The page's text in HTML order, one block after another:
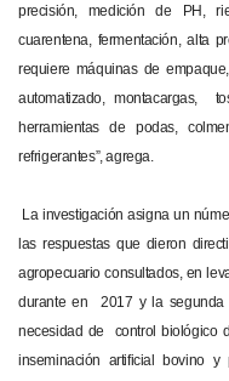
precisión, medición de PH,
cuarentena, fermentación, alta
requiere máquinas de
automatizado, montacargas,
herramientas de podas,
refrigerantes”, agrega.
La investigación asigna un
las respuestas que dieron
agropecuario consultados, en
durante en 2017 y la segunda
necesidad de control biológico
inseminación artificial bovino y